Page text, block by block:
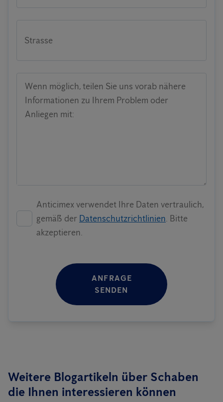
Strasse
Wenn möglich, teilen Sie uns vorab nähere
Informationen zu Ihrem Problem oder
Anliegen mit:
Anticimex verwendet Ihre Daten vertraulich,
gemäß der Datenschutzrichtlinien. Bitte
akzeptieren.
ANFRAGE
SENDEN
Weitere Blogartikeln über Schaben
die Ihnen interessieren können